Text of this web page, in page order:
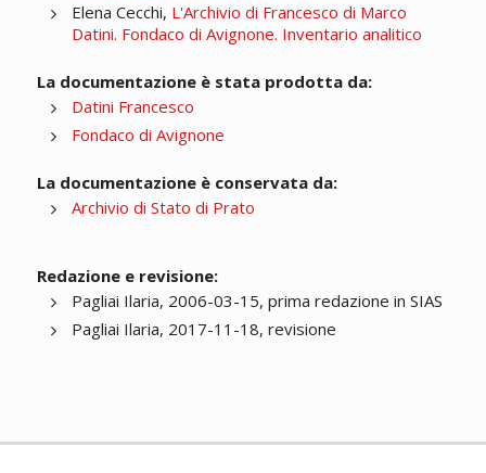
Elena Cecchi, L'Archivio di Francesco di Marco
Datini. Fondaco di Avignone. Inventario analitico
La documentazione è stata prodotta da:
Datini Francesco
Fondaco di Avignone
La documentazione è conservata da:
Archivio di Stato di Prato
Redazione e revisione:
Pagliai Ilaria, 2006-03-15, prima redazione in SIAS
Pagliai Ilaria, 2017-11-18, revisione